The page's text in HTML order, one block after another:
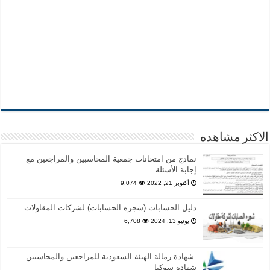
الاكثر مشاهده
نماذج من امتحانات جمعية المحاسبين والمراجعين مع
إجابة الأسئلة
أكتوبر 21, 2022 9,074
دليل الحسابات (شجره الحسابات) لشركات المقاولات
يونيو 13, 2024 6,708
شهادة زمالة الهيئة السعودية للمراجعين والمحاسبين –
شهاده سوكبا